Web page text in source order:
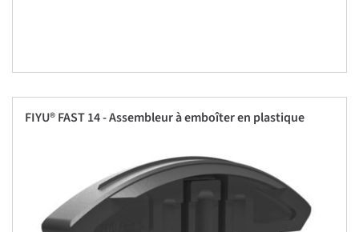
FIYU® FAST 14 - Assembleur à emboîter en plastique